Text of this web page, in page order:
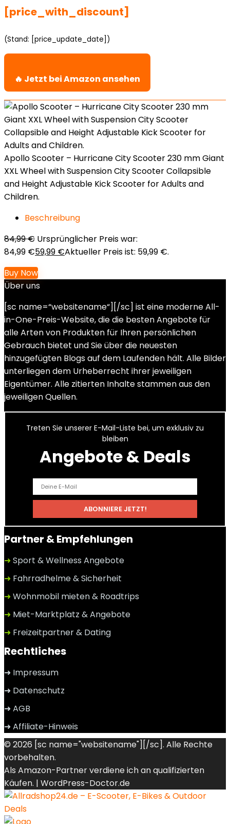
[price_with_discount]
(Stand: [price_update_date])
🔥 Jetzt bei Amazon ansehen
Apollo Scooter – Hurricane City Scooter 230 mm Giant
XXL Wheel with Suspension City Scooter Collapsible
and Height Adjustable Kick Scooter for Adults and
Children.
Beschreibung
84,99€ Ursprünglicher Preis war:
84,99 €59,99 €Aktueller Preis ist: 59,99 €.
Buy Now
Über uns
[sc name=“websitename“][/sc] ist eine moderne All-
in-One-Preis-Website, die die besten Angebote für
alle Arten von Produkten für Ihren persönlichen
Gebrauch bietet und Sie über die neuesten
hinzugefügten Blogs auf dem Laufenden hält. Alle Bilder
unterliegen dem Urheberrecht ihrer jeweiligen
Eigentümer. Alle zitierten Inhalte stammen aus den
jeweiligen Quellen.
Treten Sie unserer E-Mail-Liste bei, um exklusiv zu
bleiben
Angebote & Deals
Partner & Empfehlungen
➜ Sport & Wellness Angebote
➜ Fahrradhelme & Sicherheit
➜ Wohnmobil mieten & Roadtrips
➜ Miet-Marktplatz & Angebote
➜ Freizeitpartner & Dating
Rechtliches
➜ Impressum
➜ Datenschutz
➜ AGB
➜ Affiliate-Hinweis
© 2026 [sc name="websitename"][/sc]. Alle Rechte
vorbehalten.
Als Amazon-Partner verdiene ich an qualifizierten
Käufen. | WordPress-Doctor.de